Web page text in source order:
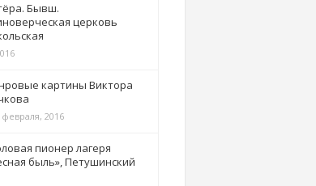
Бывш.
церковь
картины Виктора
февраля, 2016
пионер лагеря
быль», Петушинский